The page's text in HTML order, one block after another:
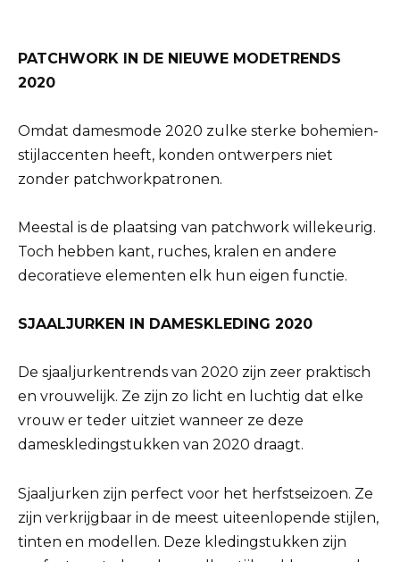
PATCHWORK IN DE NIEUWE MODETRENDS
2020
Omdat damesmode 2020 zulke sterke bohemien-
stijlaccenten heeft, konden ontwerpers niet
zonder patchworkpatronen.
Meestal is de plaatsing van patchwork willekeurig.
Toch hebben kant, ruches, kralen en andere
decoratieve elementen elk hun eigen functie.
SJAALJURKEN IN DAMESKLEDING 2020
De sjaaljurkentrends van 2020 zijn zeer praktisch
en vrouwelijk. Ze zijn zo licht en luchtig dat elke
vrouw er teder uitziet wanneer ze deze
dameskledingstukken van 2020 draagt.
Sjaaljurken zijn perfect voor het herfstseizoen. Ze
zijn verkrijgbaar in de meest uiteenlopende stijlen,
tinten en modellen. Deze kledingstukken zijn